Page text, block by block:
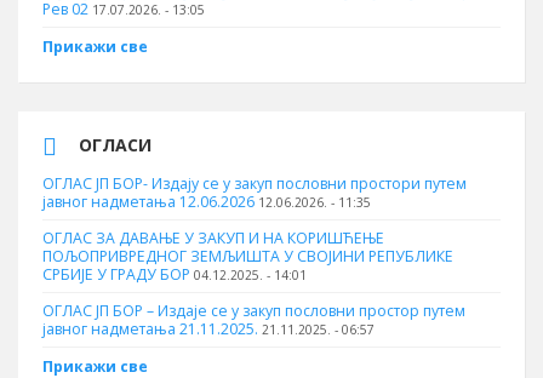
Рев 02 17.07.2026. - 13:05
Прикажи све
ОГЛАСИ
ОГЛАС ЈП БОР- Издају се у закуп пословни простори путем
јавног надметања 12.06.2026 12.06.2026. - 11:35
ОГЛАС ЗА ДАВАЊЕ У ЗАКУП И НА КОРИШЋЕЊЕ
ПОЉОПРИВРЕДНОГ ЗЕМЉИШТА У СВОЈИНИ РЕПУБЛИКЕ
СРБИЈЕ У ГРАДУ БОР 04.12.2025. - 14:01
ОГЛАС ЈП БОР – Издаје се у закуп пословни простор путем
јавног надметања 21.11.2025. 21.11.2025. - 06:57
Прикажи све